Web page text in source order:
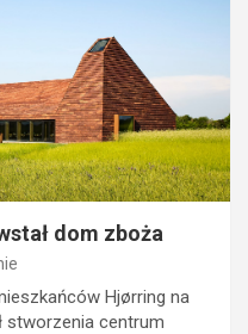
dom zboża
Hjørring na
stworzenia centrum